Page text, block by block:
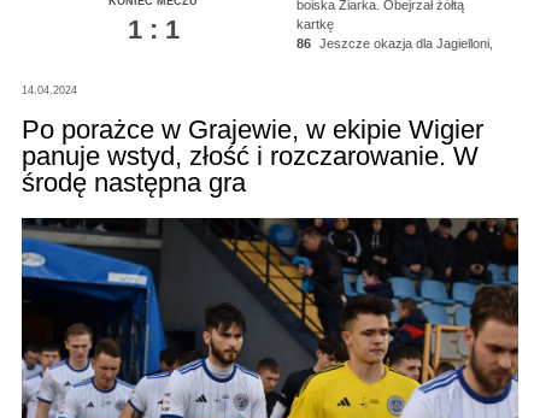
1 : 1
boiska Ziarka. Obejrzał żółtą
kartkę
86
Jeszcze okazja dla Jagielloni,
Noworyty, strzał niecelny!
14.04.2024
Po porażce w Grajewie, w ekipie Wigier
panuje wstyd, złość i rozczarowanie. W
środę następna gra